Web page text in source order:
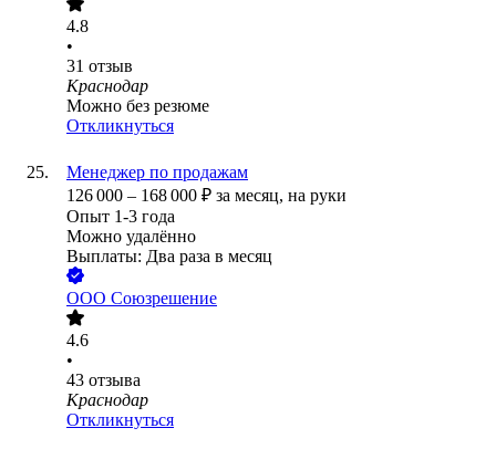
4.8
•
31 отзыв
Краснодар
Можно без резюме
Откликнуться
Менеджер по продажам
126 000 – 168 000 ₽ за месяц, на руки
Опыт 1-3 года
Можно удалённо
Выплаты: Два раза в месяц
ООО Союзрешение
4.6
•
43 отзыва
Краснодар
Откликнуться